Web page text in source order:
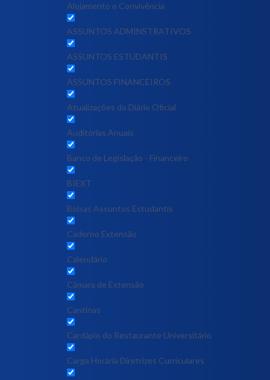
Alojamento e Convivência
ASSUNTOS ADMINSTRATIVOS
ASSUNTOS ESTUDANTIS
ASSUNTOS FINANCEIROS
Atualizações do Diário Oficial
Auditórias Anuais
Banco de Legislação - Financeiro
BIEXT
Bolsas Assuntos Estudantis
Caderno Extensão
Calendário
Câmara de Extensão
Cantinas
Cardápio do Restaurante Universitário
Carga Horária Diretrizes Curriculares